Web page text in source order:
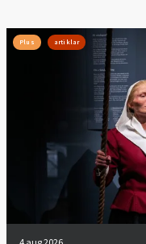
Plus artiklar